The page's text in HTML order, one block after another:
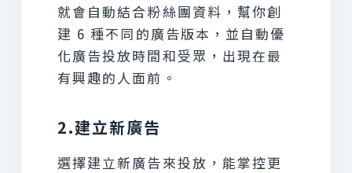
就會自動結合粉絲團資料，幫你創
建 6 種不同的廣告版本，並自動優
化廣告投放時間和受眾，出現在最
有興趣的人面前。
2.建立新廣告
選擇建立新廣告來投放，能掌控更